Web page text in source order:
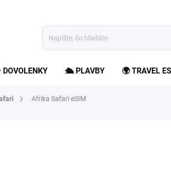
🛳️ PLAVBY 🌍 TRAVEL
Afrika Safari eSIM